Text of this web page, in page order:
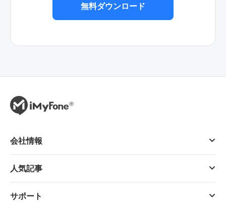
無料ダウンロード
会社情報
人気記事
サポート